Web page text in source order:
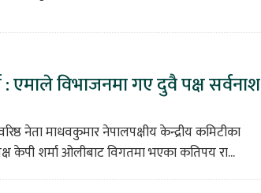
एमाले विभाजनमा गए दुवै पक्ष सर्वनाश
नेता माधवकुमार नेपालपक्षीय केन्द्रीय कमिटीका
केपी शर्मा ओलीबाट विगतमा भएका कतिपय रा...